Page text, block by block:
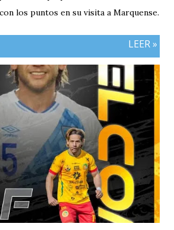
los puntos en su visita a Marquense.
LEER »